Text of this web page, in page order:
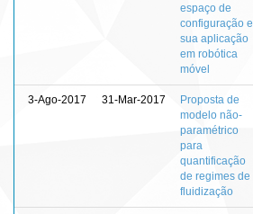
espaço de
configuração e
sua aplicação
em robótica
móvel
3-Ago-2017 31-Mar-2017
Proposta de
modelo não-
paramétrico
para
quantificação
de regimes de
fluidização